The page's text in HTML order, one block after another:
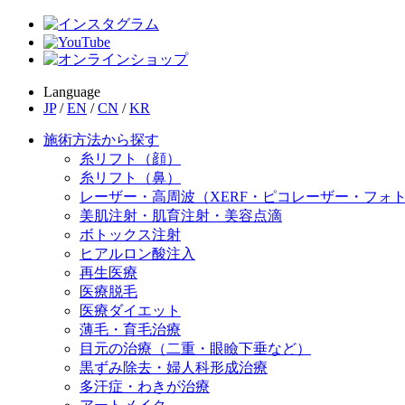
Language
JP / EN / CN / KR
施術方法から探す
糸リフト（顔）
糸リフト（鼻）
レーザー・高周波（XERF・ピコレーザー・フォ
美肌注射・肌育注射・美容点滴
ボトックス注射
ヒアルロン酸注入
再生医療
医療脱毛
医療ダイエット
薄毛・育毛治療
目元の治療（二重・眼瞼下垂など）
黒ずみ除去・婦人科形成治療
多汗症・わきが治療